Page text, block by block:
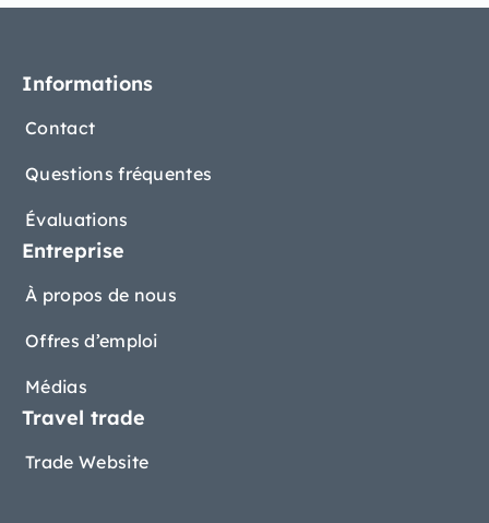
Informations
Contact
Questions fréquentes
Évaluations
Entreprise
À propos de nous
Offres d’emploi
Médias
Travel trade
Trade Website